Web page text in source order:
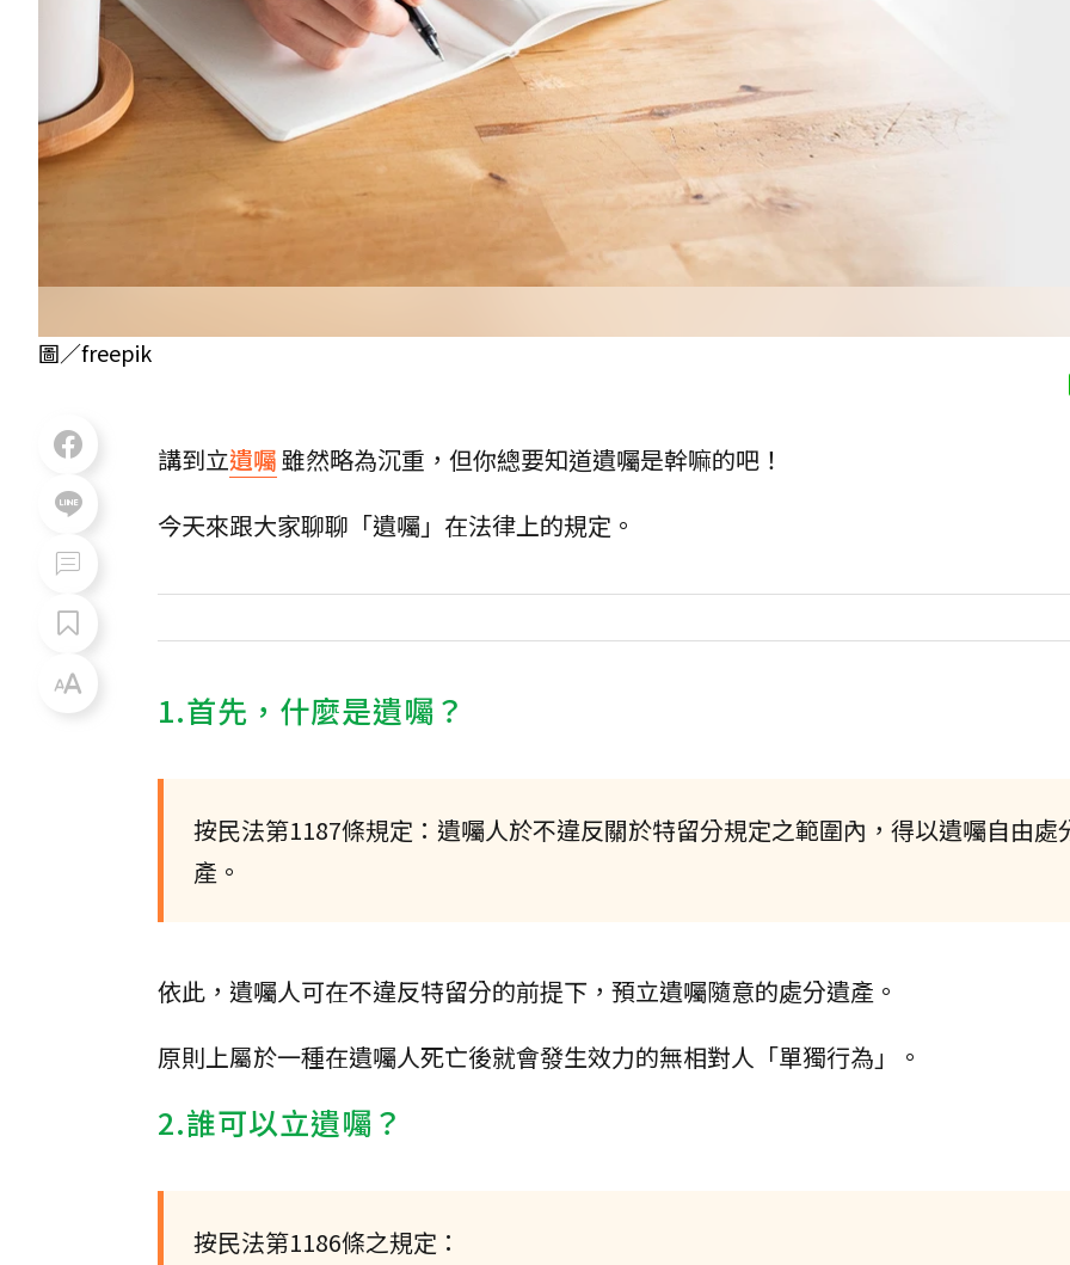
圖／freepik
講到立遺囑雖然略為沉重，但你總要知道遺囑是幹嘛的吧！
今天來跟大家聊聊「遺囑」在法律上的規定。
1.首先，什麼是遺囑？
按民法第1187條規定：遺囑人於不違反關於特留分規定之範圍內，得以遺囑自由處
產。
依此，遺囑人可在不違反特留分的前提下，預立遺囑隨意的處分遺產。
原則上屬於一種在遺囑人死亡後就會發生效力的無相對人「單獨行為」。
2.誰可以立遺囑？
按民法第1186條之規定：